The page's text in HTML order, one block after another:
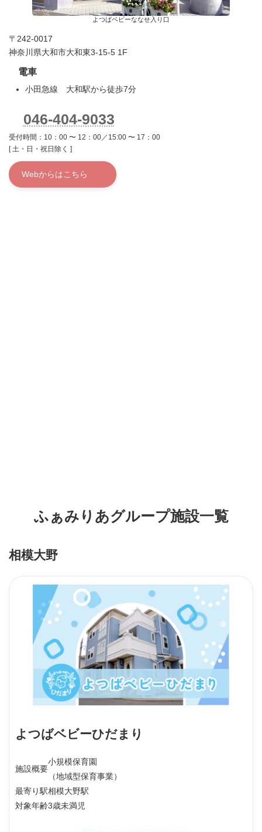
よつばベビーななせ入り口
〒242-0017
神奈川県大和市大和東3-15-5 1F
電車
小田急線 大和駅から徒歩7分
046-404-9033
受付時間：10：00 〜 12：00／15:00 〜 17：00
[ 土・日・祝日除く ]
Webからはこちら
ふぁみりあグループ施設一覧
相模大野
よつばベビーひだまり
施設概要
小規模保育園
（地域型保育事業）
最寄り駅相模大野駅
対象年齢3歳未満児